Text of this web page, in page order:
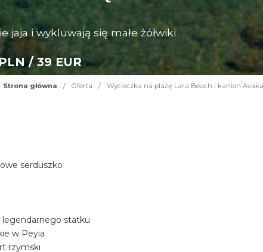
jaja i wykluwają się małe żółwiki
/ 39 EUR
Strona główna / Oferta / Wycieczka na plażę Lara Beach i kanion
serduszko
legendarnego statku
w Peyia
rzymski